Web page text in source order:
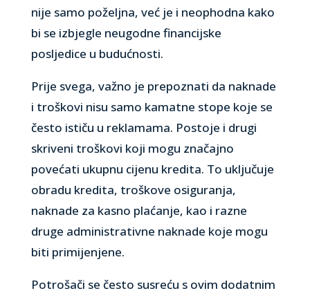
nije samo poželjna, već je i neophodna kako
bi se izbjegle neugodne financijske
posljedice u budućnosti.
Prije svega, važno je prepoznati da naknade
i troškovi nisu samo kamatne stope koje se
često ističu u reklamama. Postoje i drugi
skriveni troškovi koji mogu značajno
povećati ukupnu cijenu kredita. To uključuje
obradu kredita, troškove osiguranja,
naknade za kasno plaćanje, kao i razne
druge administrativne naknade koje mogu
biti primijenjene.
Potrošači se često susreću s ovim dodatnim